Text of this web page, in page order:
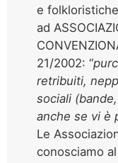
e
ad
21/2002: “
retribuiti,
sociali
anche se vi è
Le
conosciamo